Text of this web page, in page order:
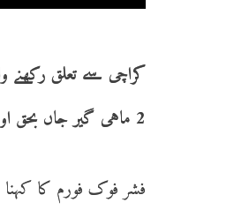
کراچی سے تعلق
2 ماہی گیر جاں بحق اور 3 لاپتہ ہوگئے ہیں۔